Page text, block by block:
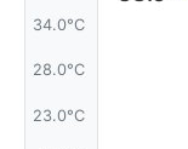
34.0°C
28.0°C
23.0°C